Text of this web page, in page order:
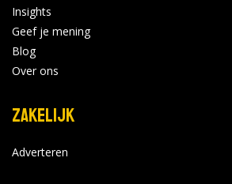
Insights
Geef je mening
Blog
Over ons
Zakelijk
Adverteren